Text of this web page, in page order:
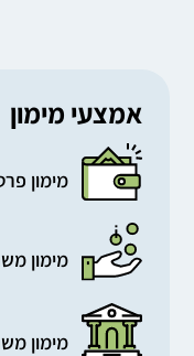
אמצעי מימון
מימון
מימון
מימון